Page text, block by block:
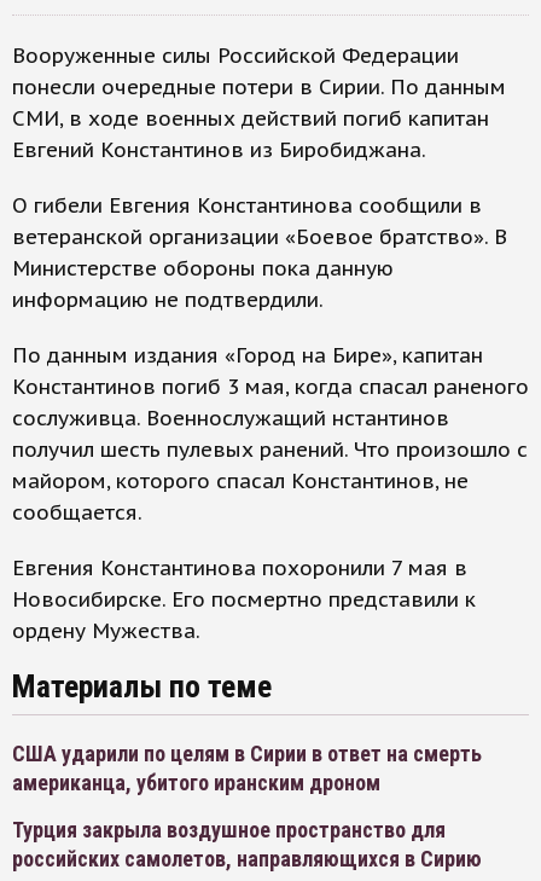
Вооруженные силы Российской Федерации
понесли очередные потери в Сирии. По данным
СМИ, в ходе военных действий погиб капитан
Евгений Константинов из Биробиджана.
О гибели Евгения Константинова сообщили в
ветеранской организации «Боевое братство». В
Министерстве обороны пока данную
информацию не подтвердили.
По данным издания «Город на Бире», капитан
Константинов погиб 3 мая, когда спасал раненого
сослуживца. Военнослужащий нстантинов
получил шесть пулевых ранений. Что произошло с
майором, которого спасал Константинов, не
сообщается.
Евгения Константинова похоронили 7 мая в
Новосибирске. Его посмертно представили к
ордену Мужества.
Материалы по теме
США ударили по целям в Сирии в ответ на смерть
американца, убитого иранским дроном
Турция закрыла воздушное пространство для
российских самолетов, направляющихся в Сирию